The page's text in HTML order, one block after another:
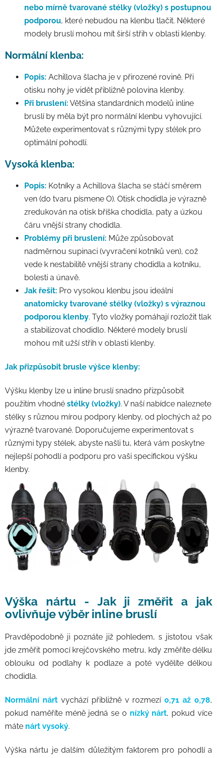
nebo mírně tvarované stélky (vložky) s postupnou
podporou, které nebudou na klenbu tlačit. Některé
modely bruslí mohou mít širší střih v oblasti klenby.
Normální klenba:
Popis: Achillova šlacha je v přirozené rovině. Při
otisku nohy je vidět přibližně polovina klenby.
Při bruslení: Většina standardních modelů inline
bruslí by měla být pro normální klenbu vyhovující.
Můžete experimentovat s různými typy stélek pro
optimální pohodlí.
Vysoká klenba:
Popis: Kotníky a Achillova šlacha se stáčí směrem
ven (do tvaru písmene O). Otisk chodidla je výrazně
zredukován na otisk bříška chodidla, paty a úzkou
čáru vnější strany chodidla.
Problémy při bruslení: Může způsobovat
nadměrnou supinaci (vyvračení kotníků ven), což
vede k nestabilitě vnější strany chodidla a kotníku,
bolesti a únavě.
Jak řešit: Pro vysokou klenbu jsou ideální
anatomicky tvarované stélky (vložky) s výraznou
podporou klenby. Tyto vložky pomáhají rozložit tlak
a stabilizovat chodidlo. Některé modely bruslí
mohou mít užší střih v oblasti klenby.
Jak přizpůsobit brusle výšce klenby:
Výšku klenby lze u inline bruslí snadno přizpůsobit
použitím vhodné stélky (vložky). V naší nabídce naleznete
stélky s různou mírou podpory klenby, od plochých až po
výrazně tvarované. Doporučujeme experimentovat s
různými typy stélek, abyste našli tu, která vám poskytne
nejlepší pohodlí a podporu pro vaši specifickou výšku
klenby.
Výška nártu - Jak ji změřit a jak
ovlivňuje výběr inline bruslí
Pravděpodobně ji poznáte již pohledem, s jistotou však
jde změřit pomocí krejčovského metru, kdy změříte délku
oblouku od podlahy k podlaze a poté vydělíte délkou
chodidla.
Normální nártvychází přibližně v rozmezí0,71 až 0,78,
pokud naměříte méně jedná se o nízký nárt, pokud více
máte nárt vysoký.
Výška nártu je dalším důležitým faktorem pro pohodlí a